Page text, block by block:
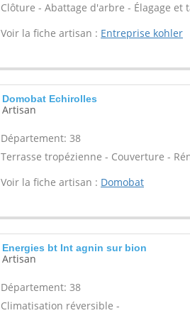
Clôture - Abattage d'arbre - Élagage et
Voir la fiche artisan : Entreprise kohler
Domobat Echirolles
Artisan
Département: 38
Terrasse tropézienne - Couverture -
Voir la fiche artisan : Domobat
Energies bt Int agnin sur bion
Artisan
Département: 38
Climatisation réversible -